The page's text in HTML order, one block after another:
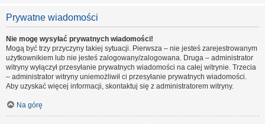
Prywatne wiadomości
Nie mogę wysyłać prywatnych wiadomości!
Mogą być trzy przyczyny takiej sytuacji. Pierwsza – nie jesteś zarejestrowanym
użytkownikiem lub nie jesteś zalogowany/zalogowana. Druga – administrator
witryny wyłączył przesyłanie prywatnych wiadomości na całej witrynie. Trzecia
– administrator witryny uniemożliwił ci przesyłanie prywatnych wiadomości.
Aby uzyskać więcej informacji, skontaktuj się z administratorem witryny.
Na górę